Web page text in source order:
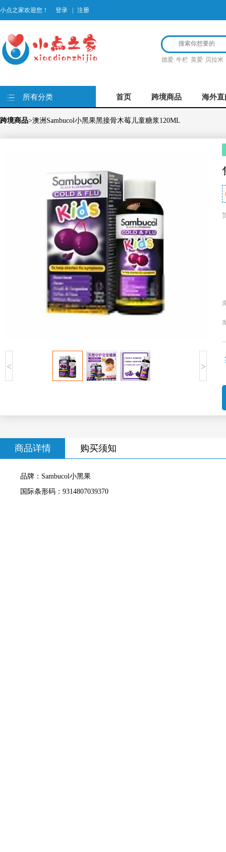
小点之家欢迎您！ 登录 注册
德爱 牛栏 英爱 贝拉米
所有分类 首页 跨境商品 海外直
跨境商品>澳洲Sambucol小黑果黑接骨木莓儿童糖浆120ML
< >
商品详情 购买须知
品牌：Sambucol小黑果
国际条形码：9314807039370